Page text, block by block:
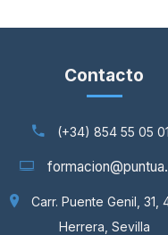
Contacto
(+34) 854 55 05 01
Carr. Puente Genil, 31,
Herrera, Sevilla